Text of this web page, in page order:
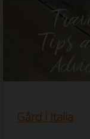
Gård i Italia